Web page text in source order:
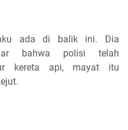
ada di balik ini. Dia
bahwa polisi telah
kereta api, mayat itu